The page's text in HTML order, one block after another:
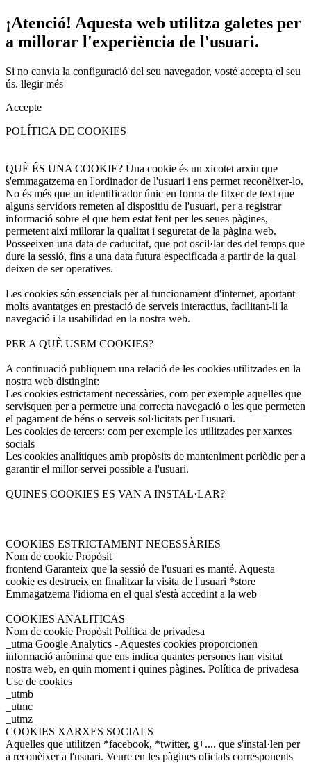
¡Atenció! Aquesta web utilitza galetes per
a millorar l'experiència de l'usuari.
Si no canvia la configuració del seu navegador, vosté accepta el seu
ús. llegir més
Accepte
POLÍTICA DE COOKIES
QUÈ ÉS UNA COOKIE? Una cookie és un xicotet arxiu que
s'emmagatzema en l'ordinador de l'usuari i ens permet reconèixer-lo.
No és més que un identificador únic en forma de fitxer de text que
alguns servidors remeten al dispositiu de l'usuari, per a registrar
informació sobre el que hem estat fent per les seues pàgines,
permetent així millorar la qualitat i seguretat de la pàgina web.
Posseeixen una data de caducitat, que pot oscil·lar des del temps que
dure la sessió, fins a una data futura especificada a partir de la qual
deixen de ser operatives.
Les cookies són essencials per al funcionament d'internet, aportant
molts avantatges en prestació de serveis interactius, facilitant-li la
navegació i la usabilidad en la nostra web.
PER A QUÈ USEM COOKIES?
A continuació publiquem una relació de les cookies utilitzades en la
nostra web distingint:
Les cookies estrictament necessàries, com per exemple aquelles que
servisquen per a permetre una correcta navegació o les que permeten
el pagament de béns o serveis sol·licitats per l'usuari.
Les cookies de tercers: com per exemple les utilitzades per xarxes
socials
Les cookies analítiques amb propòsits de manteniment periòdic per a
garantir el millor servei possible a l'usuari.
QUINES COOKIES ES VAN A INSTAL·LAR?
COOKIES ESTRICTAMENT NECESSÀRIES
Nom de cookie Propòsit
frontend Garanteix que la sessió de l'usuari es manté. Aquesta
cookie es destrueix en finalitzar la visita de l'usuari *store
Emmagatzema l'idioma en el qual s'està accedint a la web
COOKIES ANALITICAS
Nom de cookie Propòsit Política de privadesa
_utma Google Analytics - Aquestes cookies proporcionen
informació anònima que ens indica quantes persones han visitat
nostra web, en quin moment i quines pàgines. Política de privadesa
Use de cookies
_utmb
_utmc
_utmz
COOKIES XARXES SOCIALS
Aquelles que utilitzen *facebook, *twitter, g+.... que s'instal·len per
a reconèixer a l'usuari. Veure en les pàgines oficials corresponents